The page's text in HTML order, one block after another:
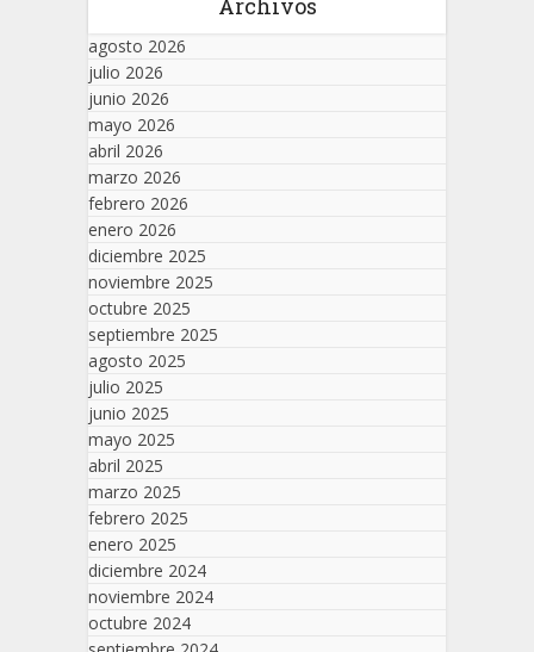
Archivos
agosto 2026
julio 2026
junio 2026
mayo 2026
abril 2026
marzo 2026
febrero 2026
enero 2026
diciembre 2025
noviembre 2025
octubre 2025
septiembre 2025
agosto 2025
julio 2025
junio 2025
mayo 2025
abril 2025
marzo 2025
febrero 2025
enero 2025
diciembre 2024
noviembre 2024
octubre 2024